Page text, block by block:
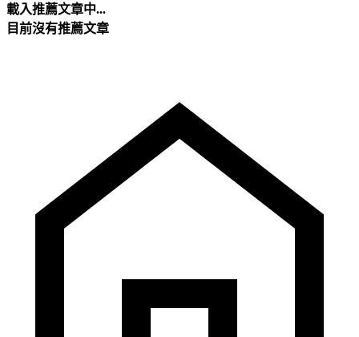
載入推薦文章中...
目前沒有推薦文章